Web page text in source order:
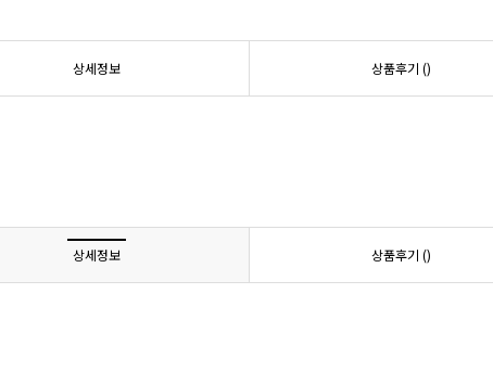
상세정보 상품후기 ()
상세정보 상품후기 ()